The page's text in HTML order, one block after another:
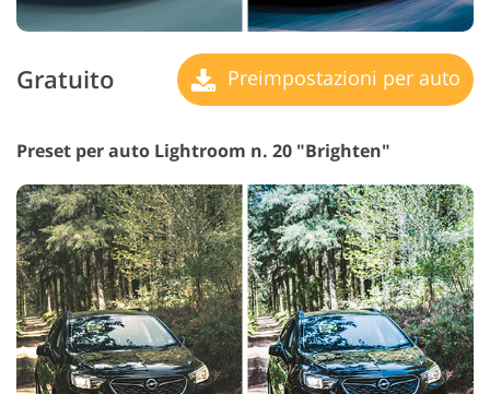
Gratuito Preimpostazioni per auto
Preset per auto Lightroom n. 20 "Brighten"